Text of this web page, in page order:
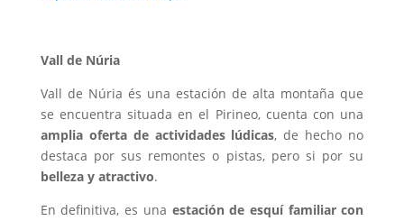
Vall de Núria
Vall de Núria és una estación de alta montaña que
se encuentra situada en el Pirineo, cuenta con una
amplia oferta de actividades lúdicas, de hecho no
destaca por sus remontes o pistas, pero si por su
belleza y atractivo.
En definitiva, es una estación de esquí familiar con